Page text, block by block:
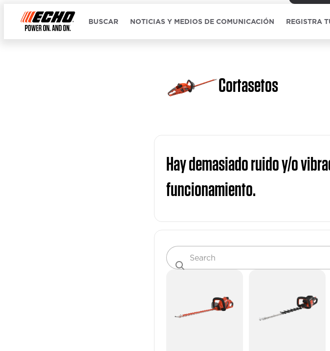
BUSCAR NOTICIAS Y MEDIOS DE COMUNICACIÓN REGISTRA
Cortasetos
Hay demasiado ruido y/o
funcionamiento.